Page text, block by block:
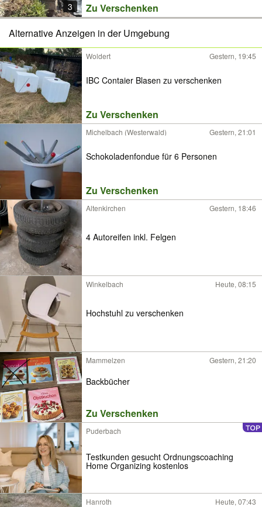
3
Zu Verschenken
Alternative Anzeigen in der Umgebung
Woldert Gestern, 19:45
IBC Contaier Blasen zu verschenken
Zu Verschenken
Michelbach (Westerwald) Gestern, 21:01
Schokoladenfondue für 6 Personen
Zu Verschenken
Altenkirchen Gestern, 18:46
4 Autoreifen inkl. Felgen
Winkelbach Heute, 08:15
Hochstuhl zu verschenken
Mammelzen Gestern, 21:20
Backbücher
Zu Verschenken
Puderbach
Testkunden gesucht Ordnungscoaching
Home Organizing kostenlos
Hanroth Heute, 07:43